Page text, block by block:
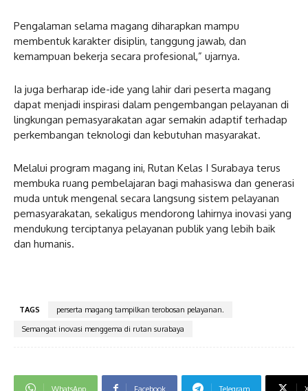
Pengalaman selama magang diharapkan mampu
membentuk karakter disiplin, tanggung jawab, dan
kemampuan bekerja secara profesional,” ujarnya.
Ia juga berharap ide-ide yang lahir dari peserta magang
dapat menjadi inspirasi dalam pengembangan pelayanan di
lingkungan pemasyarakatan agar semakin adaptif terhadap
perkembangan teknologi dan kebutuhan masyarakat.
Melalui program magang ini, Rutan Kelas I Surabaya terus
membuka ruang pembelajaran bagi mahasiswa dan generasi
muda untuk mengenal secara langsung sistem pelayanan
pemasyarakatan, sekaligus mendorong lahirnya inovasi yang
mendukung terciptanya pelayanan publik yang lebih baik
dan humanis.
TAGS
perserta magang tampilkan terobosan pelayanan.
Semangat inovasi menggema di rutan surabaya
WhatsApp Facebook Telegram